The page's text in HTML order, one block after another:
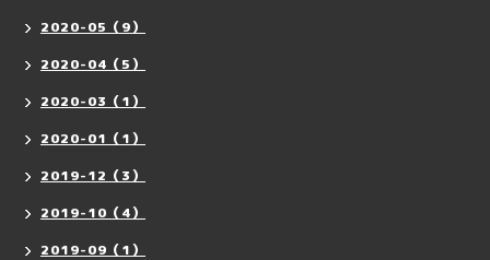
2020-05（9）
2020-04（5）
2020-03（1）
2020-01（1）
2019-12（3）
2019-10（4）
2019-09（1）